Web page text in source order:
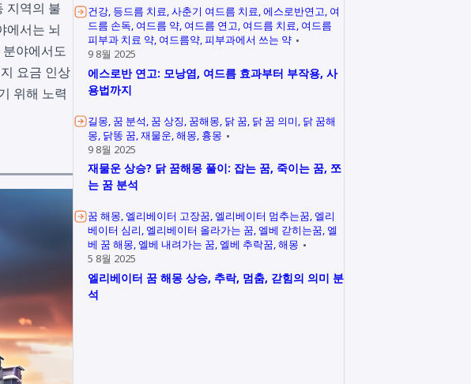
지역의 불
에서는 뇌
야에서도
요금 인상
위해 노력
건강 등드름 치료 사춘기 여드름 치료 에스로반연고 여
드름 손독 여드름 약 여드름 연고 여드름 치료 여드름
피부과 치료 약 여드름약 피부과에서 쓰는 약
9 8월 2025
에스로반 연고: 모낭염, 여드름 효과부터 부작용, 사
용법까지
길몽 꿈 분석 꿈 상징 꿈해몽 닭 꿈 닭 꿈 의미 닭 꿈해
몽 닭똥 꿈 재물운 해몽 흉몽
9 8월 2025
재물운 상승? 닭 꿈해몽 풀이: 잡는 꿈, 죽이는 꿈, 쪼
는 꿈 분석
꿈 해몽 엘리베이터 고장꿈 엘리베이터 멈추는꿈 엘리
베이터 심리 엘리베이터 올라가는 꿈 엘베 갇히는꿈 엘
베 꿈 해몽 엘베 내려가는 꿈 엘베 추락꿈 해몽
5 8월 2025
엘리베이터 꿈 해몽 상승, 추락, 멈춤, 갇힘의 의미 분
석